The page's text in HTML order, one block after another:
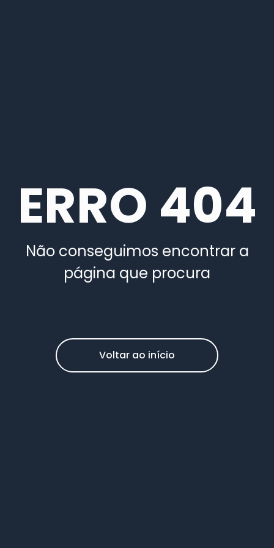
ERRO 404
Não conseguimos encontrar a
página que procura
Voltar ao início